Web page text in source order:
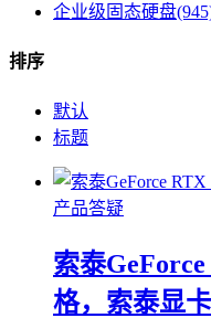
企业级固态硬盘
排序
默认
标题
产品答疑
索泰
格，索泰显